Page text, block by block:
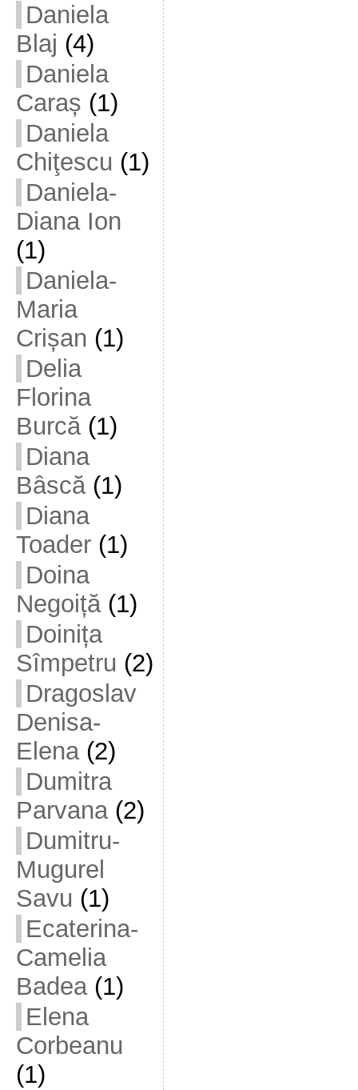
Daniela
Blaj (4)
Daniela
Caraș (1)
Daniela
Chiţescu (1)
Daniela-
Diana Ion
(1)
Daniela-
Maria
Crișan (1)
Delia
Florina
Burcă(1)
Diana
Bâscă(1)
Diana
Toader(1)
Doina
Negoiță(1)
Doinița
Sîmpetru (2)
Dragoslav
Denisa-
Elena(2)
Dumitra
Parvana(2)
Dumitru-
Mugurel
Savu (1)
Ecaterina-
Camelia
Badea(1)
Elena
Corbeanu
(1)